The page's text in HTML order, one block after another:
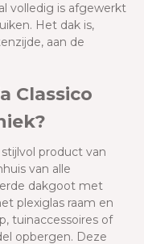
volledig is afgewerkt
Het dak is,
aan de
Classico
stijlvol product van
van alle
dakgoot met
plexiglas raam en
tuinaccessoires of
opbergen. Deze